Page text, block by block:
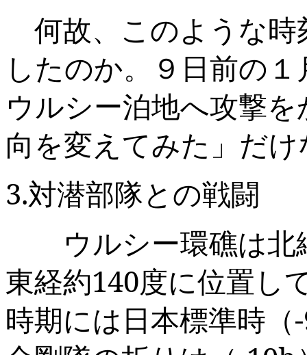
何故、このような時
したのか。９日前の
ウルシー泊地へ攻撃
向を変えてみた」だ
3.対潜部隊との戦闘
ウルシー環礁は北
東経約140度に位置し
時期には日本標準時（